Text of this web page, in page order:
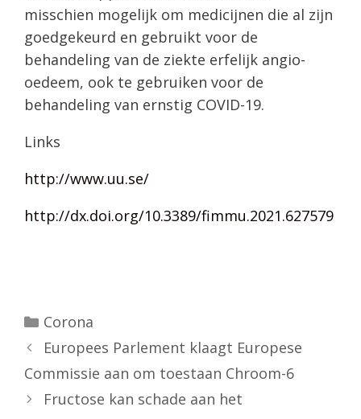
misschien mogelijk om medicijnen die al zijn
goedgekeurd en gebruikt voor de
behandeling van de ziekte erfelijk angio-
oedeem, ook te gebruiken voor de
behandeling van ernstig COVID-19.
Links
http://www.uu.se/
http://dx.doi.org/10.3389/fimmu.2021.627579
Categorieën
Corona
Europees Parlement klaagt Europese
Commissie aan om toestaan Chroom-6
Fructose kan schade aan het